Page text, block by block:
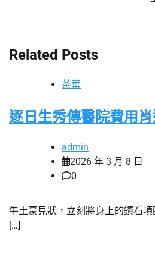
Related Posts
茶葉
逐日生秀傳醫院費用
admin
2026 年 3 月 8 日
0
牛土豪見狀，立刻將身上的鑽石
[…]